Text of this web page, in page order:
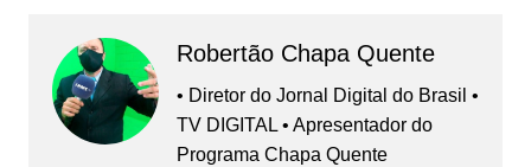
Robertão Chapa Quente
• Diretor do Jornal Digital do Brasil •
TV DIGITAL • Apresentador do
Programa Chapa Quente